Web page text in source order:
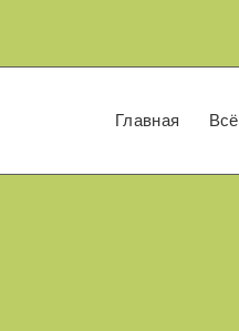
Главная Всё